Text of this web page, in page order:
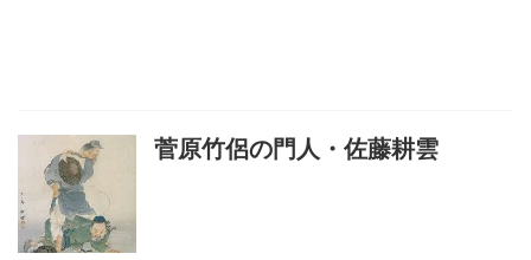
菅原竹侶の門人・佐藤耕雲